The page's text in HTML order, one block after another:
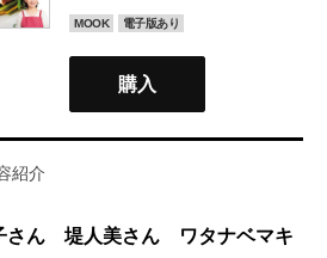
MOOK 電子版あり
購入
紹介
さん 堤人美さん ワタナベマキ